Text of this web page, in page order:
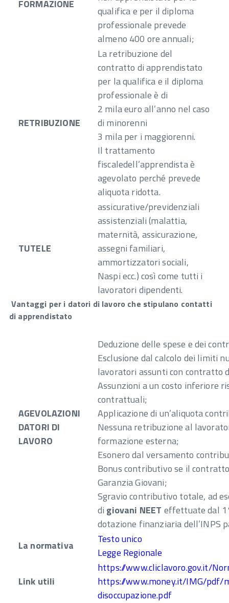
FORMAZIONE
qualifica e per il diploma
professionale prevede
almeno 400 ore annuali;
RETRIBUZIONE
La retribuzione del
contratto di apprendistato
per la qualifica e il diploma
professionale è di
2 mila euro all’anno nel caso
di minorenni
3 mila per i maggiorenni.
Il trattamento
fiscaledell’apprendista è
agevolato perché prevede
aliquota ridotta.
TUTELE
assicurative/previdenziali
assistenziali (malattia,
maternità, assicurazione,
assegni familiari,
ammortizzatori sociali,
Naspi ecc.) così come tutti i
lavoratori dipendenti.
Vantaggi per i datori di lavoro che stipulano contatti
di apprendistato
AGEVOLAZIONI
DATORI DI
LAVORO
Deduzione delle spese e dei
Esclusione dal calcolo dei limiti
lavoratori assunti con contratto
Assunzioni a un costo inferiore
contrattuali;
Applicazione di un’aliquota
Nessuna retribuzione al
formazione esterna;
Esonero dal versamento
Bonus contributivo se il
Garanzia Giovani;
Sgravio contributivo totale, ad
di giovani NEET effettuate dal
dotazione finanziaria dell’INPS
La normativa
Testo unico
Legge Regionale
Link utili
https://www.cliclavoro.gov.it/
https://www.money.it/IMG/
disoccupazione.pdf